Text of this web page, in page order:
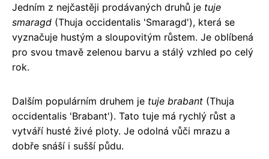
Jedním z nejčastěji prodávaných druhů je tuje
smaragd (Thuja occidentalis 'Smaragd'), která se
vyznačuje hustým a sloupovitým růstem. Je oblíbená
pro svou tmavě zelenou barvu a stálý vzhled po celý
rok.
Dalším populárním druhem je tuje brabant (Thuja
occidentalis 'Brabant'). Tato tuje má rychlý růst a
vytváří husté živé ploty. Je odolná vůči mrazu a
dobře snáší i sušší půdu.